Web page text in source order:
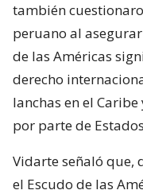
también
peruano al
de las Américas
derecho
lanchas en el
por parte de
Vidarte señaló que,
el Escudo de las